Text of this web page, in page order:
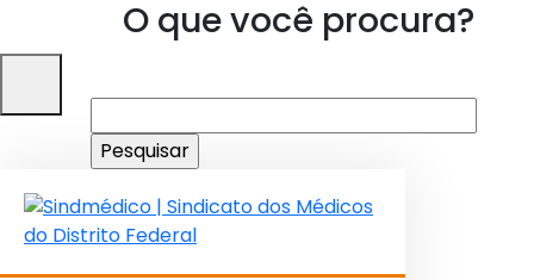
O que você procura?
por: